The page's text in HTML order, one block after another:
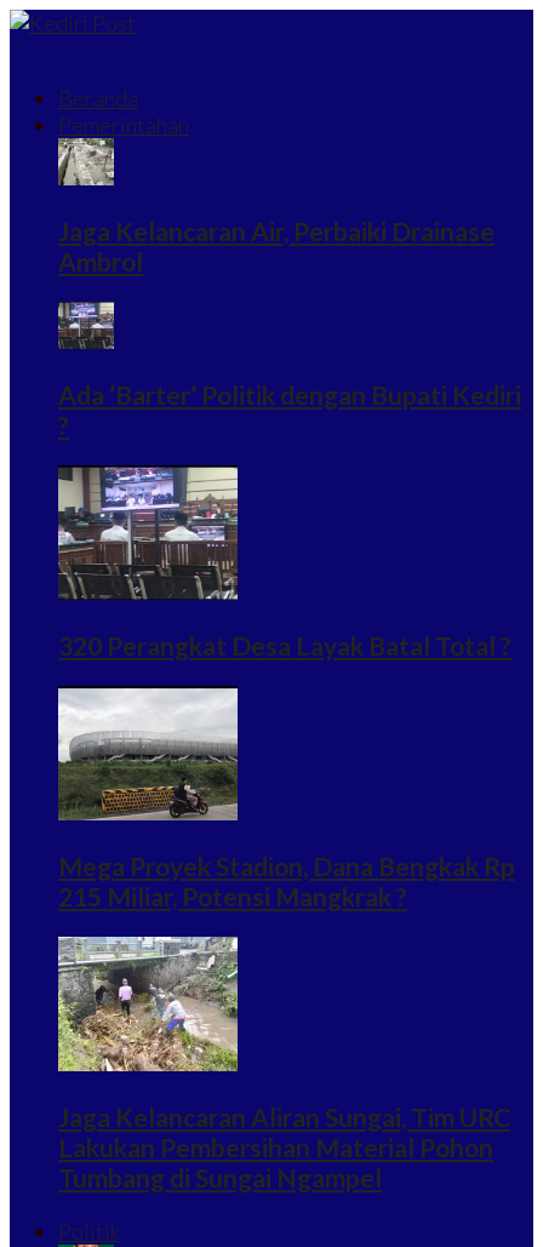
Beranda
Pemerintahan
Jaga Kelancaran Air, Perbaiki Drainase
Ambrol
Ada ‘Barter’ Politik dengan Bupati Kediri
?
320 Perangkat Desa Layak Batal Total ?
Mega Proyek Stadion, Dana Bengkak Rp
215 Miliar, Potensi Mangkrak ?
Jaga Kelancaran Aliran Sungai, Tim URC
Lakukan Pembersihan Material Pohon
Tumbang di Sungai Ngampel
Politik